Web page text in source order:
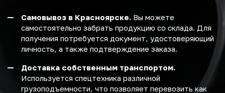
Самовывоз в Красноярске. Вы можете
самостоятельно забрать продукцию со склада. Для
получения потребуется документ, удостоверяющий
личность, а также подтверждение заказа.
Доставка собственным транспортом.
Используется спецтехника различной
грузоподъемности, что позволяет перевозить как